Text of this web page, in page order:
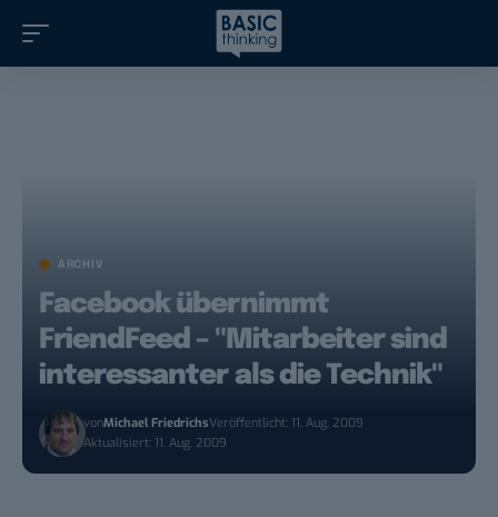
ARCHIV
Facebook übernimmt
FriendFeed – "Mitarbeiter sind
interessanter als die Technik"
vonMichael FriedrichsVeröffentlicht: 11. Aug. 2009
Aktualisiert: 11. Aug. 2009